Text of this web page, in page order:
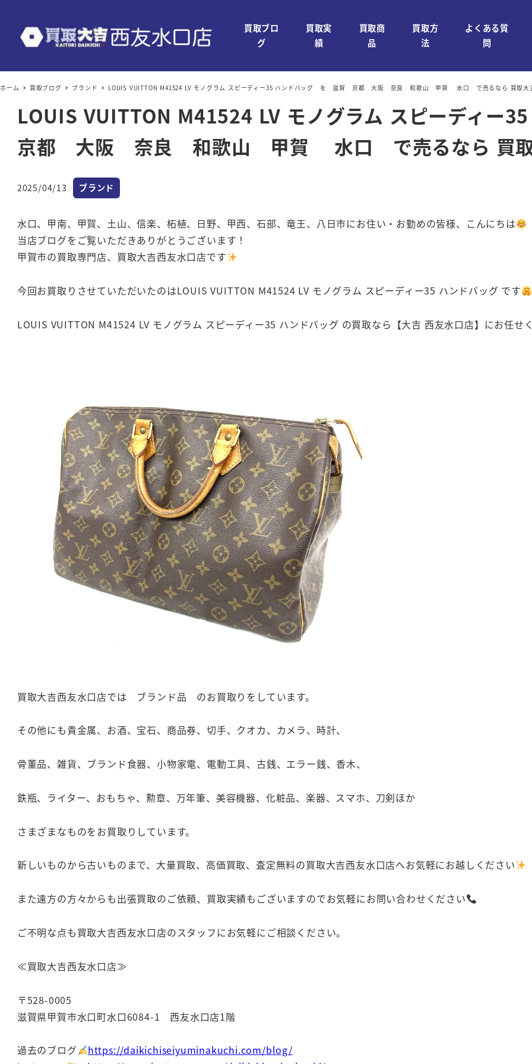
買取ブロ
グ
買取実
績
買取商
品
買取方
法
よくある質
問
ホーム 買取ブログ ブランド LOUIS VUITTON M41524 LV モノグラム スピーディー35 ハンドバッグ を 滋賀 京都 大阪 奈良 和歌山 甲賀 水口 で売るなら 買取大
LOUIS VUITTON M41524 LV モノグラム スピーディ
京都 大阪 奈良 和歌山 甲賀 水口 で売るなら 買取
投稿日
2025/04/13 カテゴリー
ブランド
水口、甲南、甲賀、土山、信楽、柘植、日野、甲西、石部、竜王、八日市にお住い・お勤めの皆様、こんにちは
当店ブログをご覧いただきありがとうございます！
甲賀市の買取専門店、買取大吉西友水口店です
今回お買取りさせていただいたのはLOUIS VUITTON M41524 LV モノグラム スピーディー35 ハンドバッグ です
LOUIS VUITTON M41524 LV モノグラム スピーディー35 ハンドバッグ の買取なら【大吉 西友水口店】にお任せ
買取大吉西友水口店では ブランド品 のお買取りをしています。
その他にも貴金属、お酒、宝石、商品券、切手、クオカ、カメラ、時計、
骨董品、雑貨、ブランド食器、小物家電、電動工具、古銭、エラー銭、香木、
鉄瓶、ライター、おもちゃ、勲章、万年筆、美容機器、化粧品、楽器、スマホ、刀剣ほか
さまざまなものをお買取りしています。
新しいものから古いものまで、大量買取、高価買取、査定無料の買取大吉西友水口店へお気軽にお越しください
また遠方の方々からも出張買取のご依頼、買取実績もございますのでお気軽にお問い合わせください
ご不明な点も買取大吉西友水口店のスタッフにお気軽にご相談ください。
≪買取大吉西友水口店≫
〒528-0005
滋賀県甲賀市水口町水口6084-1 西友水口店1階
過去のブログ
https://daikichiseiyuminakuchi.com/blog/